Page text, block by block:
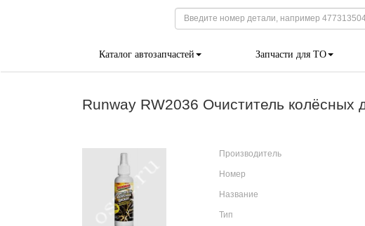
Каталог автозапчастей Запчасти для ТО
Runway RW2036 Очиститель колёсных
Производитель
Номер
Название
Тип